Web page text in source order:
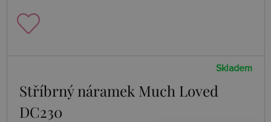
Skladem
Stříbrný náramek Much Loved
DC230